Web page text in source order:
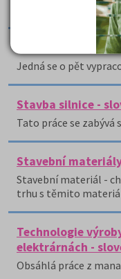
pc a známkou ze
Statistika -
Jedná se o pět
Stavba silnice -
Tato práce se zabývá
Stavební
Stavební materiál -
trhu s těmito
Technologie
elektrárnách -
Obsáhlá práce z